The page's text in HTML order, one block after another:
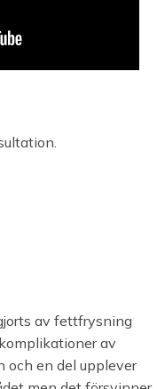
av fettfrysning
av
och en del upplever